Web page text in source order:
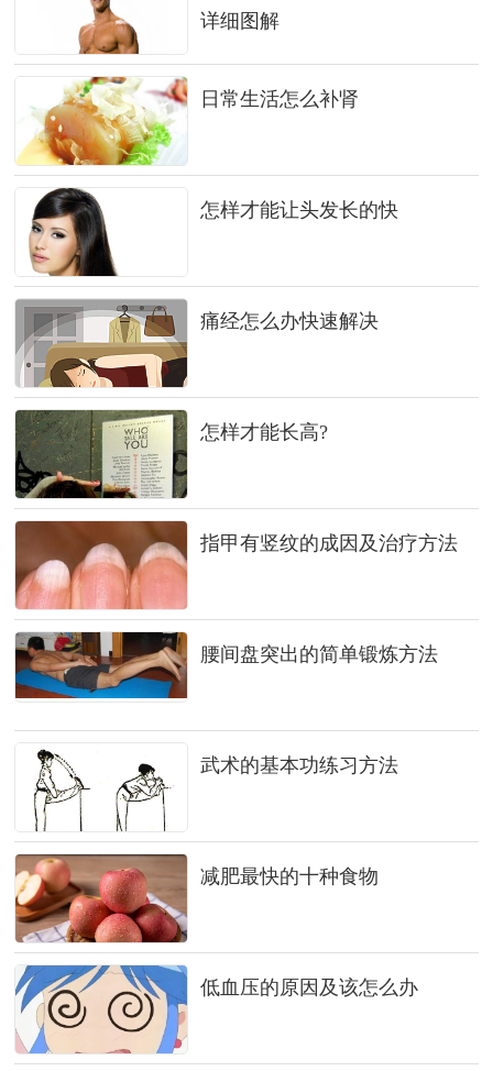
详细图解
日常生活怎么补肾
怎样才能让头发长的快
痛经怎么办快速解决
怎样才能长高?
指甲有竖纹的成因及治疗方法
腰间盘突出的简单锻炼方法
武术的基本功练习方法
减肥最快的十种食物
低血压的原因及该怎么办